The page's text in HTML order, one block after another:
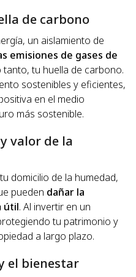
de carbono
un aislamiento de
emisiones de gases de
tanto, tu huella de carbono.
sostenibles y eficientes,
en el medio
más sostenible.
valor de la
domicilio de la humedad,
pueden dañar la
útil. Al invertir en un
tu patrimonio y
a largo plazo.
el bienestar